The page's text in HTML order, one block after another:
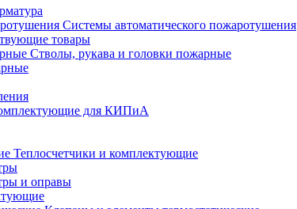
Системы автоматического пожаротушения
товары
Стволы, рукава и головки пожарные
для КИПиА
Теплосчетчики и комплектующие
и оправы